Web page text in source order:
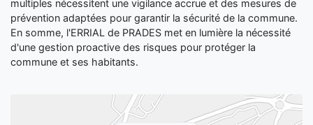
multiples nécessitent une vigilance accrue et des mesures de
prévention adaptées pour garantir la sécurité de la commune.
En somme, l'ERRIAL de PRADES met en lumière la nécessité
d'une gestion proactive des risques pour protéger la
commune et ses habitants.